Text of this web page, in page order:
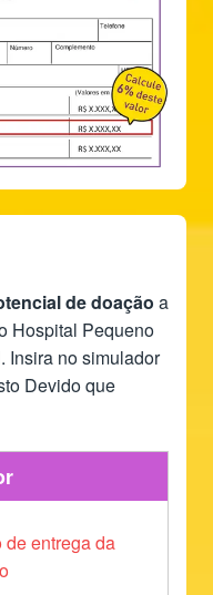
de doação a
Hospital Pequeno
Insira no simulador
Devido que
entrega da